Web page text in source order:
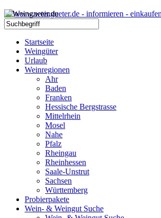
Startseite
Weingüter
Urlaub
Weinregionen
Ahr
Baden
Franken
Hessische Bergstrasse
Mittelrhein
Mosel
Nahe
Pfalz
Rheingau
Rheinhessen
Saale-Unstrut
Sachsen
Württemberg
Probierpakete
Wein- & Weingut Suche